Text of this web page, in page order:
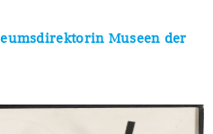
Museen der